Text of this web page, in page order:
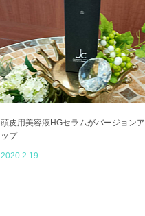
頭皮用美容液HGセラムがバージョンア
ップ
2020.2.19